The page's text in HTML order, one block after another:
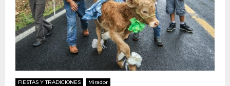
FIESTAS Y TRADICIONES Mirador